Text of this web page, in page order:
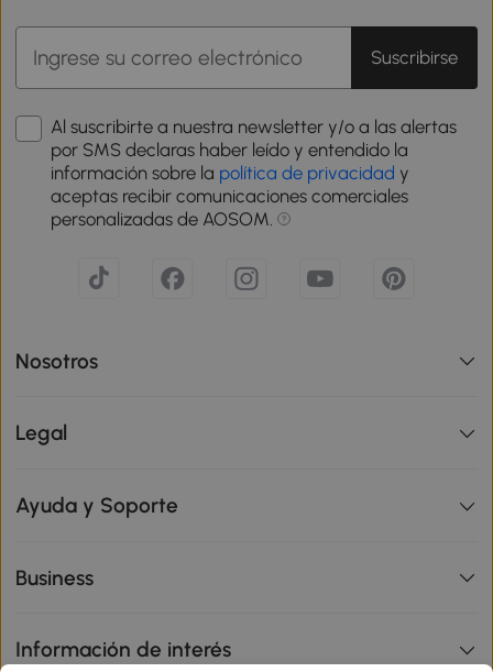
Suscribirse
Al suscribirte a nuestra newsletter y/o a las alertas
por SMS declaras haber leído y entendido la
información sobre la política de privacidad y
aceptas recibir comunicaciones comerciales
personalizadas de AOSOM.
Nosotros
Legal
Ayuda y Soporte
Business
Información de interés